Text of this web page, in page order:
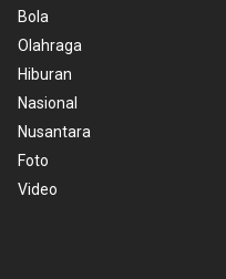
Bola
Olahraga
Hiburan
Nasional
Nusantara
Foto
Video